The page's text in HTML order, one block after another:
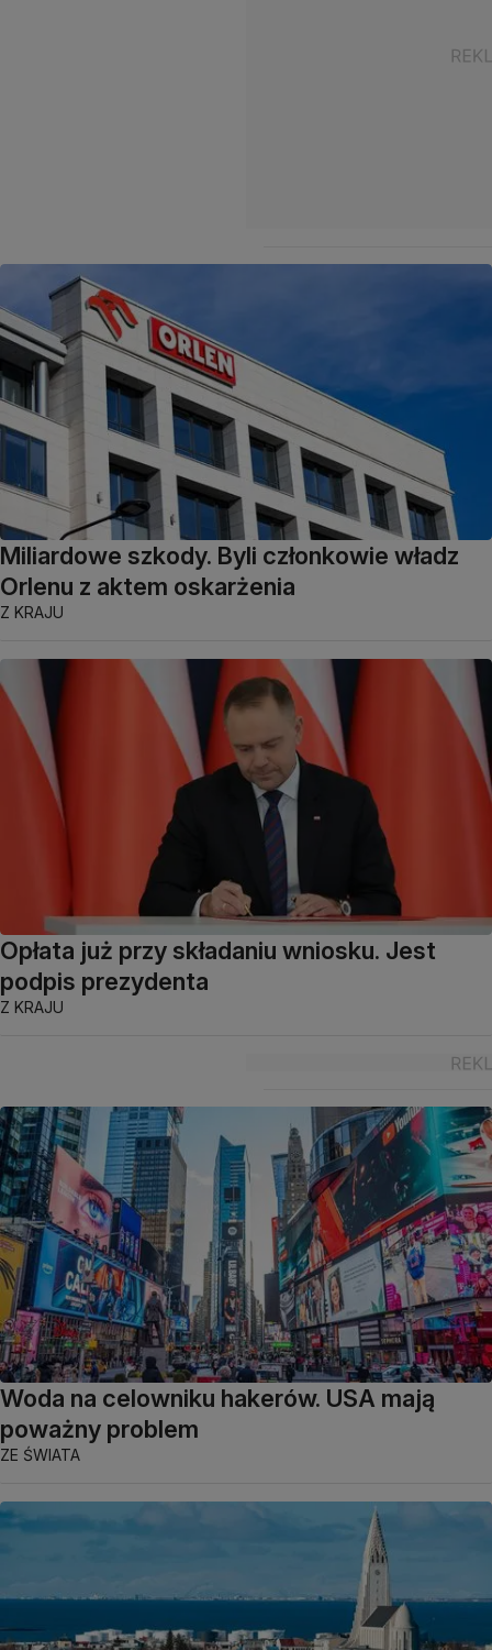
Miliardowe szkody. Byli członkowie władz
Orlenu z aktem oskarżenia
Z KRAJU
Opłata już przy składaniu wniosku. Jest
podpis prezydenta
Z KRAJU
Woda na celowniku hakerów. USA mają
poważny problem
ZE ŚWIATA